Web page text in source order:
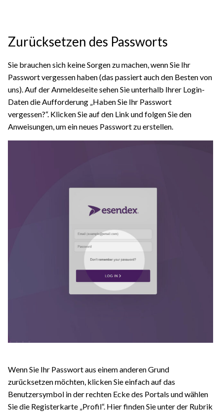
Zurücksetzen des Passworts
Sie brauchen sich keine Sorgen zu machen, wenn Sie Ihr
Passwort vergessen haben (das passiert auch den Besten von
uns). Auf der Anmeldeseite sehen Sie unterhalb Ihrer Login-
Daten die Aufforderung „Haben Sie Ihr Passwort
vergessen?“. Klicken Sie auf den Link und folgen Sie den
Anweisungen, um ein neues Passwort zu erstellen.
Wenn Sie Ihr Passwort aus einem anderen Grund
zurücksetzen möchten, klicken Sie einfach auf das
Benutzersymbol in der rechten Ecke des Portals und wählen
Sie die Registerkarte „Profil“. Hier finden Sie unter der Rubrik